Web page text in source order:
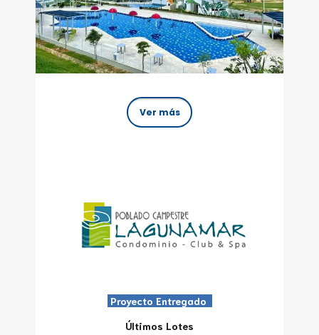
Ver más
Proyecto Entregado
Últimos Lotes